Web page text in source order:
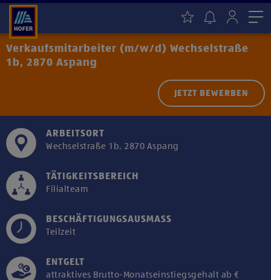
Verkaufsmitarbeiter (m/w/d) Wechselstraße
1b, 2870 Aspang
JETZT BEWERBEN
ARBEITSORT
Wechselstraße 1b, 2870 Aspang
TÄTIGKEITSBEREICH
Filialteam
BESCHÄFTIGUNGSAUSMASS
Teilzeit
ENTGELT
attraktives Brutto-Monatseinstiegsgehalt ab €